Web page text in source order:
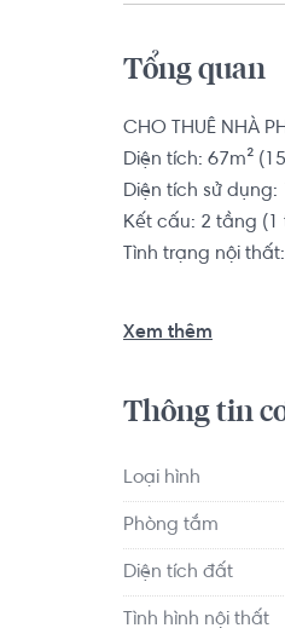
Tổng quan
CHO THUÊ NHÀ
Diện tích: 67m²
Diện tích sử dụng:
Kết cấu: 2 tầng
Tình trạng nội
Xem thêm
Thông tin
Loại hình
Phòng tắm
Diện tích đất
Tình hình nội thất